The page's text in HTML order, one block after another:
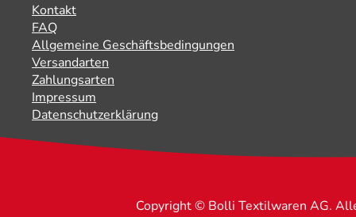
Kontakt
FAQ
Allgemeine Geschäftsbedingungen
Versandarten
Zahlungsarten
Impressum
Datenschutzerklärung
Copyright © Bolli Textilwaren AG.